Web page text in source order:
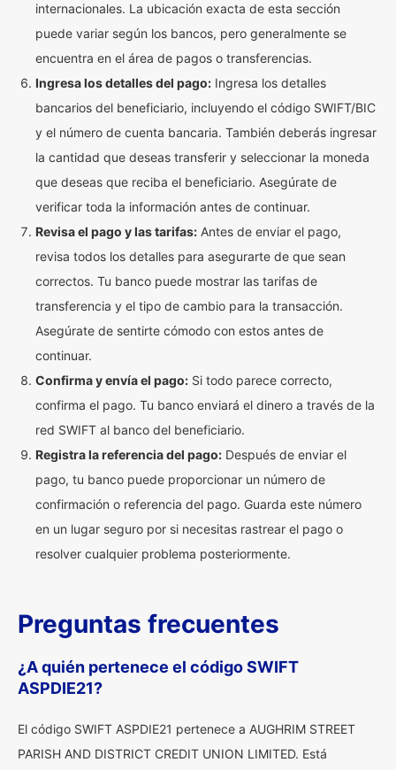
internacionales. La ubicación exacta de esta sección
puede variar según los bancos, pero generalmente se
encuentra en el área de pagos o transferencias.
Ingresa los detalles del pago: Ingresa los detalles
bancarios del beneficiario, incluyendo el código SWIFT/BIC
y el número de cuenta bancaria. También deberás ingresar
la cantidad que deseas transferir y seleccionar la moneda
que deseas que reciba el beneficiario. Asegúrate de
verificar toda la información antes de continuar.
Revisa el pago y las tarifas: Antes de enviar el pago,
revisa todos los detalles para asegurarte de que sean
correctos. Tu banco puede mostrar las tarifas de
transferencia y el tipo de cambio para la transacción.
Asegúrate de sentirte cómodo con estos antes de
continuar.
Confirma y envía el pago: Si todo parece correcto,
confirma el pago. Tu banco enviará el dinero a través de la
red SWIFT al banco del beneficiario.
Registra la referencia del pago: Después de enviar el
pago, tu banco puede proporcionar un número de
confirmación o referencia del pago. Guarda este número
en un lugar seguro por si necesitas rastrear el pago o
resolver cualquier problema posteriormente.
Preguntas frecuentes
¿A quién pertenece el código SWIFT
ASPDIE21?
El código SWIFT ASPDIE21 pertenece a AUGHRIM STREET
PARISH AND DISTRICT CREDIT UNION LIMITED. Está